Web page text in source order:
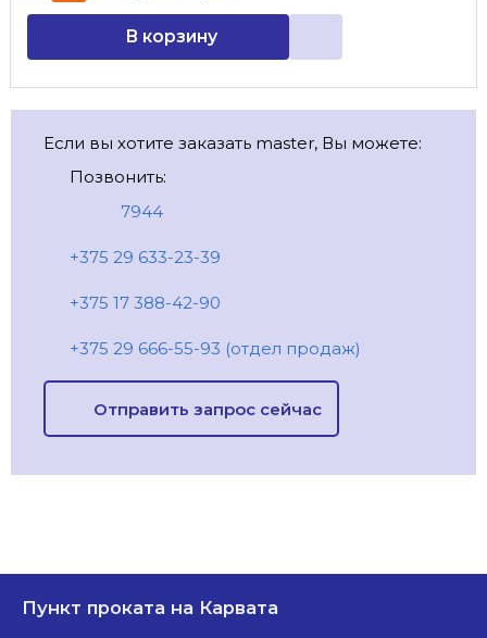
В корзину
Если вы хотите заказать master, Вы можете:
Позвонить:
7944
+375 29 633-23-39
+375 17 388-42-90
+375 29 666-55-93 (отдел продаж)
Отправить запрос сейчас
Пункт проката на Карвата